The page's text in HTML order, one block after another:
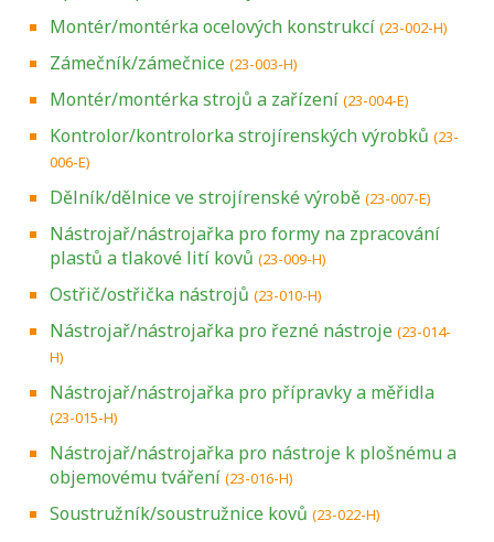
Montér/montérka ocelových konstrukcí (23-002-H)
Zámečník/zámečnice (23-003-H)
Montér/montérka strojů a zařízení (23-004-E)
Kontrolor/kontrolorka strojírenských výrobků (23-
006-E)
Dělník/dělnice ve strojírenské výrobě (23-007-E)
Nástrojař/nástrojařka pro formy na zpracování
plastů a tlakové lití kovů (23-009-H)
Ostřič/ostřička nástrojů (23-010-H)
Nástrojař/nástrojařka pro řezné nástroje (23-014-
H)
Nástrojař/nástrojařka pro přípravky a měřidla
(23-015-H)
Nástrojař/nástrojařka pro nástroje k plošnému a
objemovému tváření (23-016-H)
Soustružník/soustružnice kovů (23-022-H)